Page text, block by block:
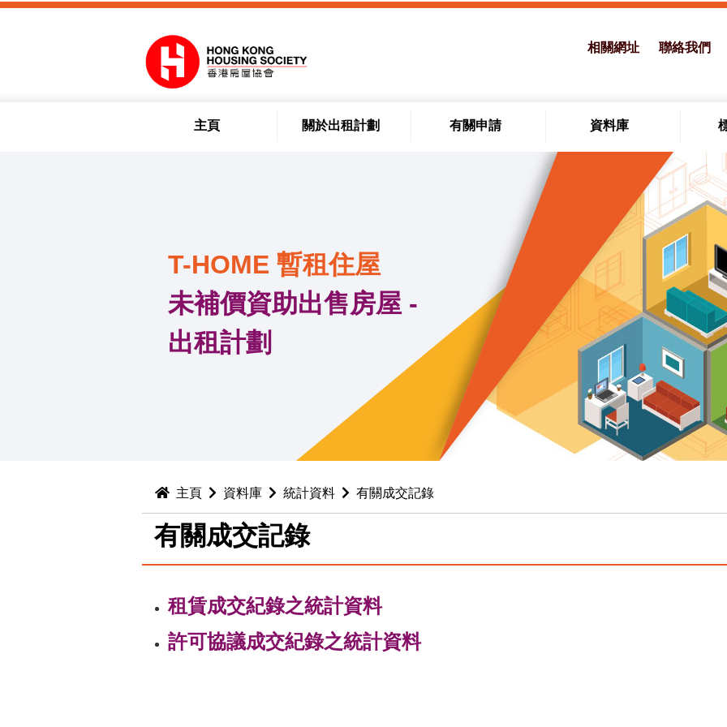
跳到內容
相關網址 聯絡我們
主頁 關於出租計劃 有關申請 資料庫
T-HOME 暫租住屋
未補價資助出售房屋 -
出租計劃
主頁 資料庫 統計資料 有關成交記錄
有關成交記錄
租賃成交紀錄之統計資料
許可協議成交紀錄之統計資料